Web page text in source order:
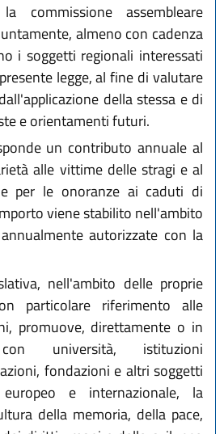
assembleare
almeno con cadenza
i soggetti regionali interessati
legge, al fine di valutare
della stessa e di
e orientamenti futuri.
un contributo annuale al
alle vittime delle stragi e al
per le onoranze ai caduti di
viene stabilito nell'ambito
autorizzate con la
nell'ambito delle proprie
particolare riferimento alle
promuove, direttamente o in
con università, istituzioni
fondazioni e altri soggetti
e internazionale, la
della memoria, della pace,